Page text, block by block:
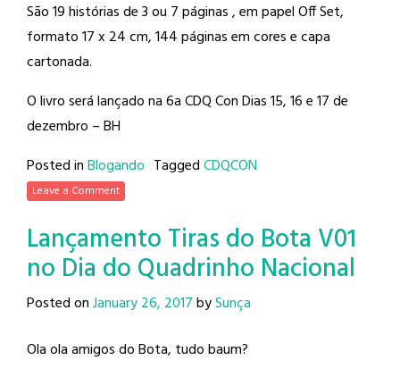
São 19 histórias de 3 ou 7 páginas , em papel Off Set,
formato 17 x 24 cm, 144 páginas em cores e capa
cartonada.
O livro será lançado na 6a CDQ Con Dias 15, 16 e 17 de
dezembro – BH
Posted inBlogando TaggedCDQCON
Leave a Comment
Lançamento Tiras do Bota V01
no Dia do Quadrinho Nacional
Posted onJanuary 26, 2017bySunça
Ola ola amigos do Bota, tudo baum?